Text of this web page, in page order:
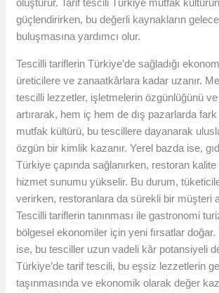
oluşturur. Tarif tescili Türkiye mutfak
güçlendirirken, bu değerli kaynakların
buluşmasına yardımcı olur.
Tescilli tariflerin Türkiye’de sağladığı
üreticilere ve zanaatkârlara kadar uzanır.
tescilli lezzetler, işletmelerin özgünlüğünü
artırarak, hem iç hem de dış pazarlarda
mutfak kültürü, bu tescillere dayanarak
özgün bir kimlik kazanır. Yerel bazda ise,
Türkiye çapında sağlanırken, restoran kalite
hizmet sunumu yükselir. Bu durum,
verirken, restoranlara da sürekli bir müşteri
Tescilli tariflerin tanınması ile gastronomi
bölgesel ekonomiler için yeni fırsatlar doğar.
ise, bu tesciller uzun vadeli kâr potansiyeli
Türkiye’de tarif tescili, bu eşsiz lezzetlerin
taşınmasında ve ekonomik olarak değer